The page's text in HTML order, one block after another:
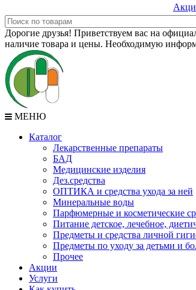
Дорогие друзья! Приветствуем вас на
наличие товара и цены. Необходимую
МЕНЮ
Каталог
Лекарственные препараты
БАД
Медицинские изделия
Дез.средства
ОПТИКА и средства ухода за ней
Минеральные воды
Парфюмерные и косметические
Питание детское, лечебное,
Предметы и средства личной
Предметы по уходу за детьми и
Прочее
Акции
Услуги